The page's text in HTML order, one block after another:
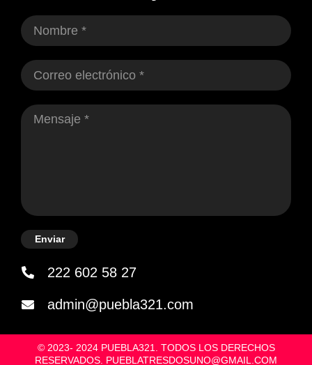
Enviar
222 602 58 27
admin@puebla321.com
© 2023- 2024 PUEBLA321. TODOS LOS DERECHOS
RESERVADOS. PUEBLATRESDOSUNO@GMAIL.COM